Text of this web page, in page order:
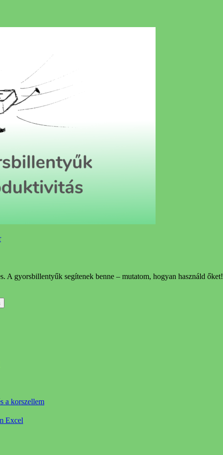
A gyorsbillentyűk segítenek benne – mutatom, hogyan használd őket!
a korszellem
Excel